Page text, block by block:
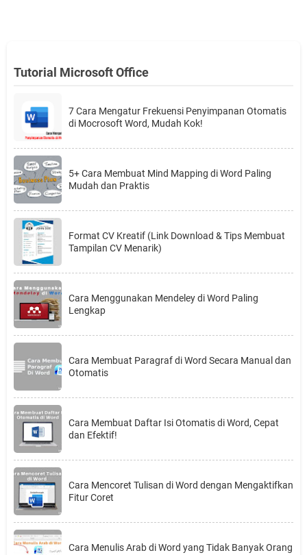
Tutorial Microsoft Office
7 Cara Mengatur Frekuensi Penyimpanan Otomatis
di Mocrosoft Word, Mudah Kok!
5+ Cara Membuat Mind Mapping di Word Paling
Mudah dan Praktis
Format CV Kreatif (Link Download & Tips Membuat
Tampilan CV Menarik)
Cara Menggunakan Mendeley di Word Paling
Lengkap
Cara Membuat Paragraf di Word Secara Manual dan
Otomatis
Cara Membuat Daftar Isi Otomatis di Word, Cepat
dan Efektif!
Cara Mencoret Tulisan di Word dengan Mengaktifkan
Fitur Coret
Cara Menulis Arab di Word yang Tidak Banyak Orang